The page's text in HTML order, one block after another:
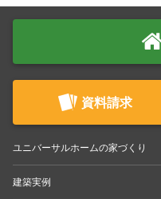
資料請求
ユニバーサルホームの家づくり
建築実例